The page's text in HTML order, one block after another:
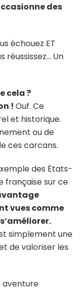
des
échouez ET
réussissez… Un
cela ?
! Ouf. Ce
et historique.
ou de
ces carcans.
des États-
française sur ce
vues comme
simplement une
de valoriser les
aventure